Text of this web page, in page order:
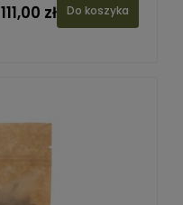
111,00 zł Do koszyka